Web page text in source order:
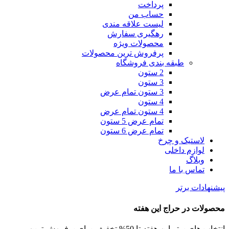
پرداخت
حساب من
لیست علاقه مندی
رهگیری سفارش
محصولات ویژه
پرفروش ترین محصولات
طبقه بندی فروشگاه
2 ستون
3 ستون
3 ستون تمام عرض
4 ستون
4 ستون تمام عرض
تمام عرض 5 ستون
تمام عرض 6 ستون
لاستیک و چرخ
لوازم داخلی
وبلاگ
تماس با ما
پیشنهادات برتر
محصولات در حراج این هفته